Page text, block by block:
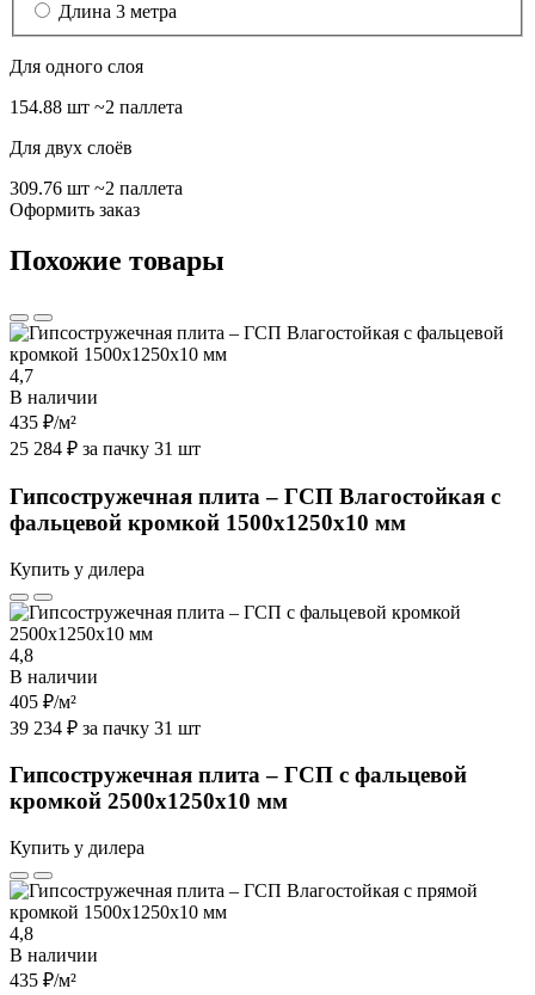
Длина 3 метра
Для одного слоя
154.88 шт ~2 паллета
Для двух слоёв
309.76 шт ~2 паллета
Оформить заказ
Похожие товары
4,7
В наличии
435 ₽/м²
25 284 ₽ за пачку 31 шт
Гипсостружечная плита – ГСП Влагостойкая с
фальцевой кромкой 1500х1250х10 мм
Купить у дилера
4,8
В наличии
405 ₽/м²
39 234 ₽ за пачку 31 шт
Гипсостружечная плита – ГСП с фальцевой
кромкой 2500х1250х10 мм
Купить у дилера
4,8
В наличии
435 ₽/м²